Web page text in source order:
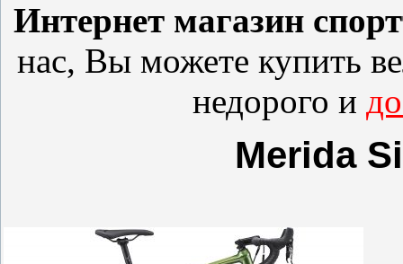
Интернет магазин
нас, Вы можете купить
недорого и
Merida